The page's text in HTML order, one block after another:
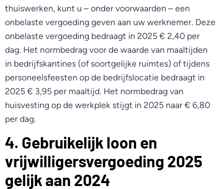
thuiswerken, kunt u – onder voorwaarden – een
onbelaste vergoeding geven aan uw werknemer. Deze
onbelaste vergoeding bedraagt in 2025 € 2,40 per
dag. Het normbedrag voor de waarde van maaltijden
in bedrijfskantines (of soortgelijke ruimtes) of tijdens
personeelsfeesten op de bedrijfslocatie bedraagt in
2025 € 3,95 per maaltijd. Het normbedrag van
huisvesting op de werkplek stijgt in 2025 naar € 6,80
per dag.
4. Gebruikelijk loon en
vrijwilligersvergoeding 2025
gelijk aan 2024